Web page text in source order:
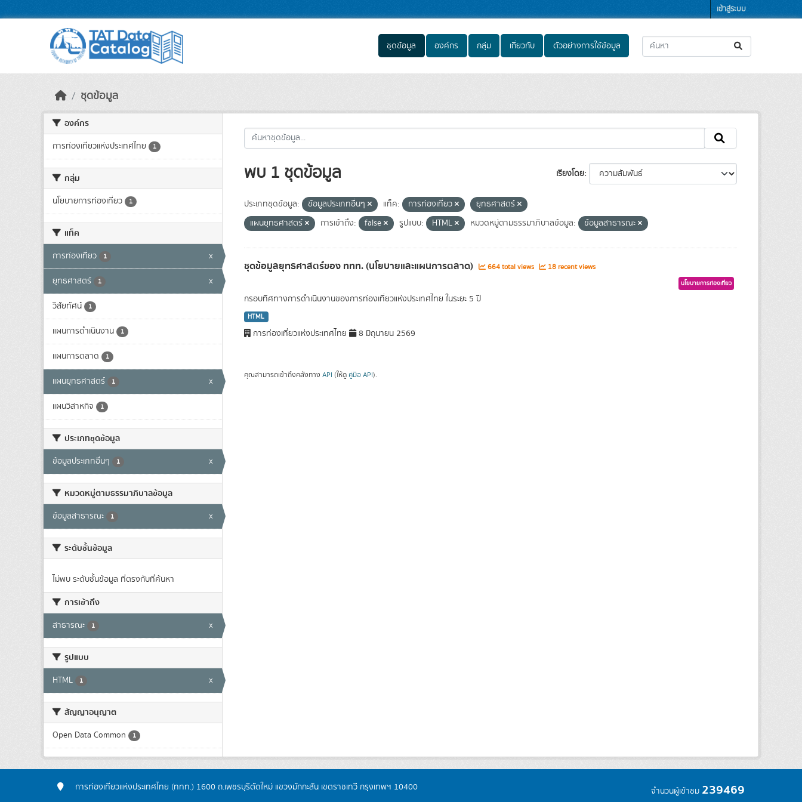
เข้าสู่ระบบ
ชุดข้อมูล องค์กร กลุ่ม เกี่ยวกับ ตัวอย่างการใช้ข้อมูล
ชุดข้อมูล
องค์กร
การท่องเที่ยวแห่งประเทศไทย 1
กลุ่ม
นโยบายการท่องเที่ยว 1
แท็ค
การท่องเที่ยว 1 x
ยุทธศาสตร์ 1 x
วิสัยทัศน์ 1
แผนการดำเนินงาน 1
แผนการตลาด 1
แผนยุทธศาสตร์ 1 x
แผนวิสาหกิจ 1
ประเภทชุดข้อมูล
ข้อมูลประเภทอื่นๆ 1 x
หมวดหมู่ตามธรรมาภิบาลข้อมูล
ข้อมูลสาธารณะ 1 x
ระดับชั้นข้อมูล
ไม่พบ ระดับชั้นข้อมูล ที่ตรงกับที่ค้นหา
การเข้าถึง
สาธารณะ 1 x
รูปแบบ
HTML 1 x
สัญญาอนุญาต
Open Data Common 1
เรียงโดย
พบ 1 ชุดข้อมูล
ประเภทชุดข้อมูล: ข้อมูลประเภทอื่นๆ แท็ค: การท่องเที่ยว
ยุทธศาสตร์
แผนยุทธศาสตร์
การเข้าถึง: false รูปแบบ: HTML หมวดหมู่ตามธรรมาภิบาลข้อมูล: ข้อมูลสาธารณะ
ชุดข้อมูลยุทธศาสตร์ของ ททท. (นโยบายและแผนการตลาด) 664 total views 18 recent views
นโยบายการท่องเที่ยว
กรอบทิศทางการดำเนินงานของการท่องเที่ยวแห่งประเทศไทย ในระยะ 5 ปี
HTML
การท่องเที่ยวแห่งประเทศไทย 8 มิถุนายน 2569
คุณสามารถเข้าถึงคลังทาง API (ให้ดู คู่มือ API).
การท่องเที่ยวแห่งประเทศไทย (ททท.) 1600 ถ.เพชรบุรีตัดใหม่ แขวงมักกะสัน เขตราชเทวี กรุงเทพฯ 10400 จำนวนผู้เข้าชม 239469